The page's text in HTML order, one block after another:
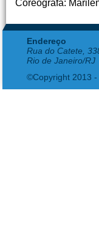
Coreógrafa:
Endereço
Rua do Catete,
Rio de Janeiro/RJ
©Copyright 2013 -